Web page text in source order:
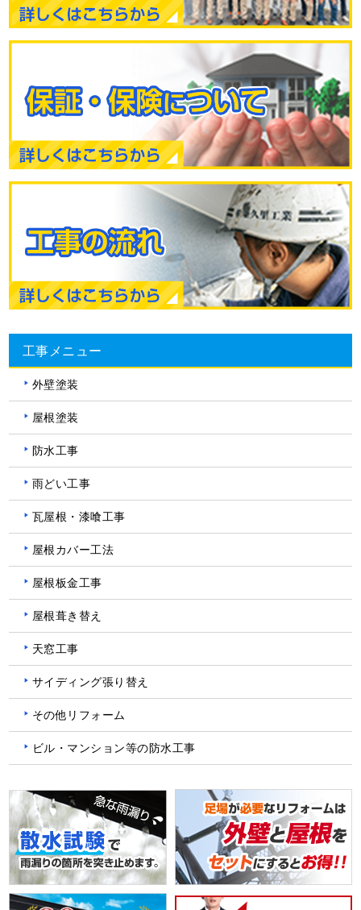
工事メニュー
外壁塗装
屋根塗装
防水工事
雨どい工事
瓦屋根・漆喰工事
屋根カバー工法
屋根板金工事
屋根葺き替え
天窓工事
サイディング張り替え
その他リフォーム
ビル・マンション等の防水工事